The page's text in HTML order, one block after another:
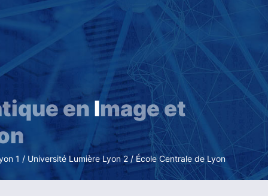
Aller
contenu
principal
en Image et
1 / Université Lumière Lyon 2 / École Centrale de Lyon